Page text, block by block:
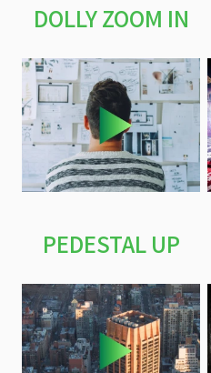
DOLLY ZOOM IN
PEDESTAL UP